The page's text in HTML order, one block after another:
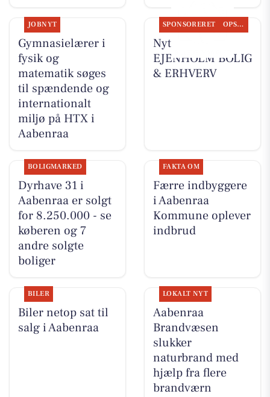
JOBNYT
Gymnasielærer i
fysik og
matematik søges
til spændende og
internationalt
miljø på HTX i
Aabenraa
SPONSORERET OPSLAGSTAVLEN
Nyt fra
EJENHOLM BOLIG
& ERHVERV
BOLIGMARKED
Dyrhave 31 i
Aabenraa er solgt
for 8.250.000 - se
køberen og 7
andre solgte
boliger
FAKTA OM
Færre indbyggere
i Aabenraa
Kommune oplever
indbrud
BILER
Biler netop sat til
salg i Aabenraa
LOKALT NYT
Aabenraa
Brandvæsen
slukker
naturbrand med
hjælp fra flere
brandværn